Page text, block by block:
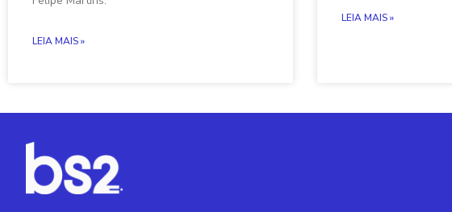
LEIA MAIS »
LEIA MAIS »